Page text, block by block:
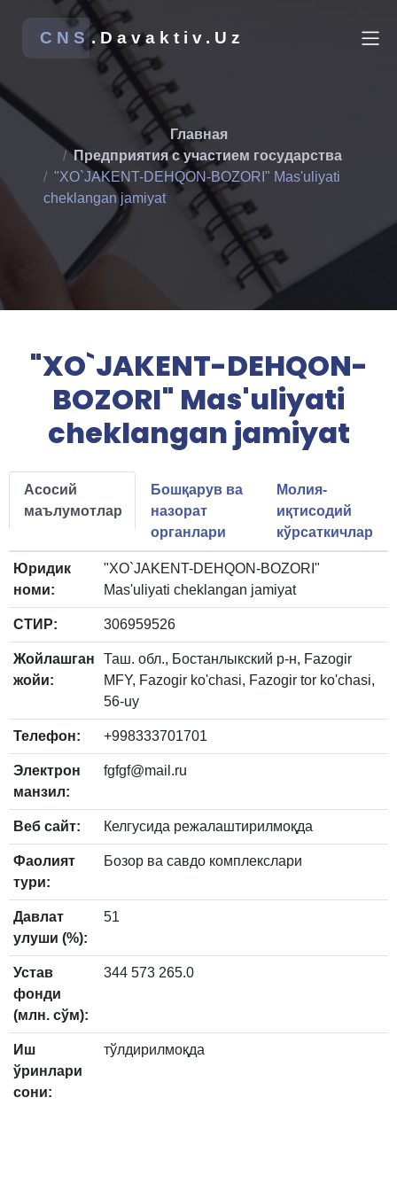
CNS.Davaktiv.Uz
Главная
Предприятия с участием государства
"XO`JAKENT-DEHQON-BOZORI" Mas'uliyati
cheklangan jamiyat
"XO`JAKENT-DEHQON-
BOZORI" Mas'uliyati
cheklangan jamiyat
Асосий
маълумотлар
Бошқарув ва
назорат
органлари
Молия-
иқтисодий
кўрсаткичлар
Юридик
номи:
"XO`JAKENT-DEHQON-BOZORI"
Mas'uliyati cheklangan jamiyat
СТИР: 306959526
Жойлашган
жойи:
Таш. обл., Бостанлыкский р-н, Fazogir
MFY, Fazogir ko'chasi, Fazogir tor ko'chasi,
56-uy
Телефон: +998333701701
Электрон
манзил:
fgfgf@mail.ru
Веб сайт: Келгусида режалаштирилмоқда
Фаолият
тури:
Бозор ва савдо комплекслари
Давлат
улуши (%):
51
Устав
фонди
(млн. сўм):
344 573 265.0
Иш
ўринлари
сони:
тўлдирилмоқда